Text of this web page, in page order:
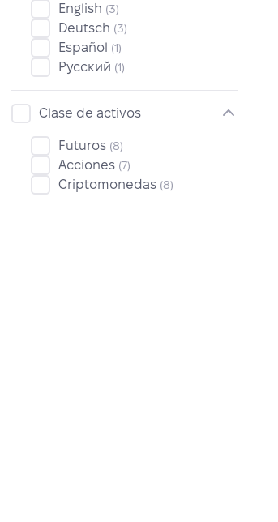
English (3)
Deutsch (3)
Español (1)
Русский (1)
Clase de activos
Futuros (8)
Acciones (7)
Criptomonedas (8)